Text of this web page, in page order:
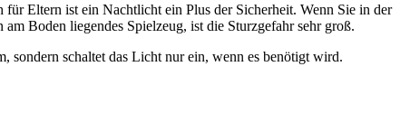
Eltern ist ein Nachtlicht ein Plus der Sicherheit. Wenn Sie in der
Boden liegendes Spielzeug, ist die Sturzgefahr sehr groß.
sondern schaltet das Licht nur ein, wenn es benötigt wird.